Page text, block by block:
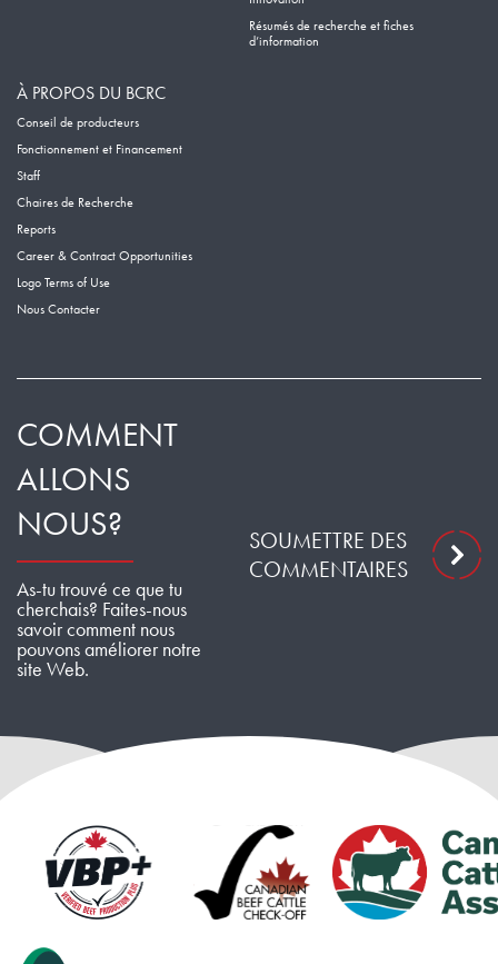
Résumés de recherche et fiches
d’information
À PROPOS DU BCRC
Conseil de producteurs
Fonctionnement et Financement
Staff
Chaires de Recherche
Reports
Career & Contract Opportunities
Logo Terms of Use
Nous Contacter
COMMENT
ALLONS
NOUS?
As-tu trouvé ce que tu
cherchais? Faites-nous
savoir comment nous
pouvons améliorer notre
site Web.
SOUMETTRE DES
COMMENTAIRES